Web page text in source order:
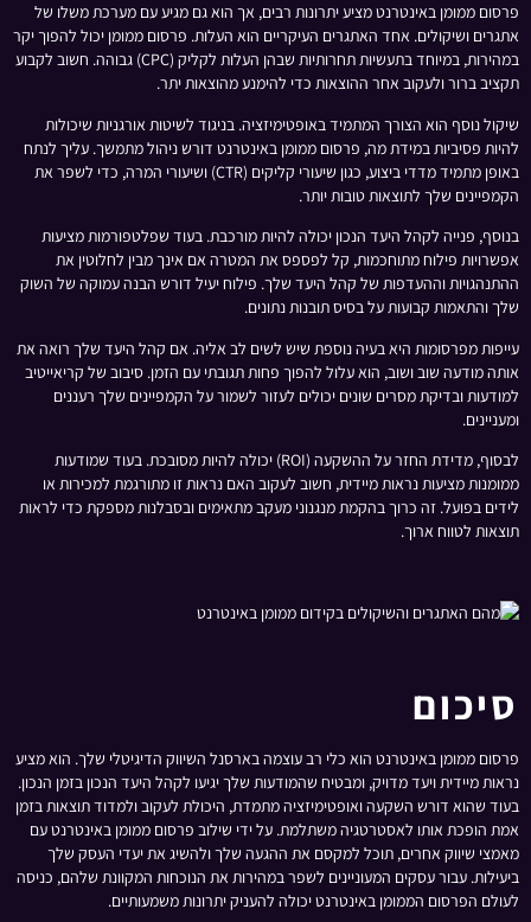
פרסום ממומן באינטרנט מציע יתרונות רבים, אך הוא גם מגיע עם מערכת משלו של
אתגרים ושיקולים. אחד האתגרים העיקריים הוא העלות. פרסום ממומן יכול להפוך יקר
במהירות, במיוחד בתעשיות תחרותיות שבהן העלות לקליק (CPC) גבוהה. חשוב לקבוע
תקציב ברור ולעקוב אחר ההוצאות כדי להימנע מהוצאות יתר.
שיקול נוסף הוא הצורך המתמיד באופטימיזציה. בניגוד לשיטות אורגניות שיכולות
להיות פסיביות במידת מה, פרסום ממומן באינטרנט דורש ניהול מתמשך. עליך לנתח
באופן מתמיד מדדי ביצוע, כגון שיעורי קליקים (CTR) ושיעורי המרה, כדי לשפר את
הקמפיינים שלך לתוצאות טובות יותר.
בנוסף, פנייה לקהל היעד הנכון יכולה להיות מורכבת. בעוד שפלטפורמות מציעות
אפשרויות פילוח מתוחכמות, קל לפספס את המטרה אם אינך מבין לחלוטין את
ההתנהגויות וההעדפות של קהל היעד שלך. פילוח יעיל דורש הבנה עמוקה של השוק
שלך והתאמות קבועות על בסיס תובנות נתונים.
עייפות מפרסומות היא בעיה נוספת שיש לשים לב אליה. אם קהל היעד שלך רואה את
אותה מודעה שוב ושוב, הוא עלול להפוך פחות תגובתי עם הזמן. סיבוב של קריאייטיב
למודעות ובדיקת מסרים שונים יכולים לעזור לשמור על הקמפיינים שלך רעננים
ומעניינים.
לבסוף, מדידת החזר על ההשקעה (ROI) יכולה להיות מסובכת. בעוד שמודעות
ממומנות מציעות נראות מיידית, חשוב לעקוב האם נראות זו מתורגמת למכירות או
לידים בפועל. זה כרוך בהקמת מנגנוני מעקב מתאימים ובסבלנות מספקת כדי לראות
תוצאות לטווח ארוך.
סיכום
פרסום ממומן באינטרנט הוא כלי רב עוצמה בארסנל השיווק הדיגיטלי שלך. הוא מציע
נראות מיידית ויעד מדויק, ומבטיח שהמודעות שלך יגיעו לקהל היעד הנכון בזמן הנכון.
בעוד שהוא דורש השקעה ואופטימיזציה מתמדת, היכולת לעקוב ולמדוד תוצאות בזמן
אמת הופכת אותו לאסטרטגיה משתלמת. על ידי שילוב פרסום ממומן באינטרנט עם
מאמצי שיווק אחרים, תוכל למקסם את ההגעה שלך ולהשיג את יעדי העסק שלך
ביעילות. עבור עסקים המעוניינים לשפר במהירות את הנוכחות המקוונת שלהם, כניסה
לעולם הפרסום הממומן באינטרנט יכולה להעניק יתרונות משמעותיים.